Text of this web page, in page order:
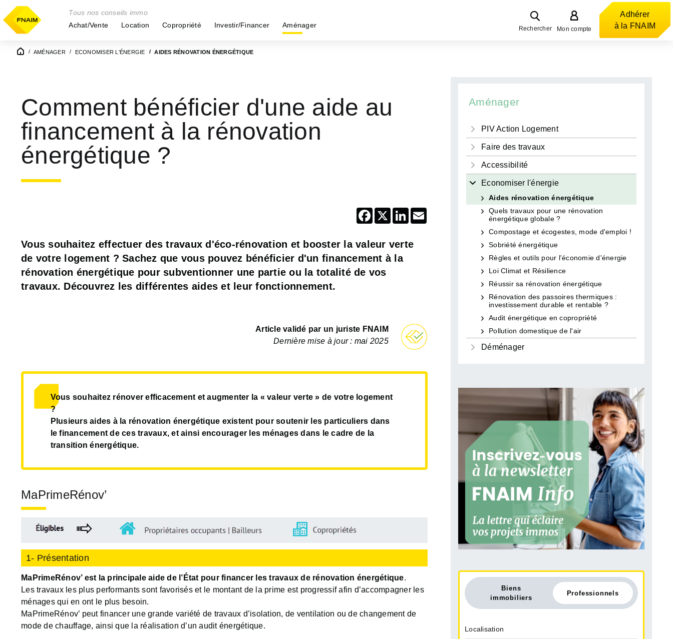
Tous nos conseils immo
Achat/Vente
Location Copropriété Investir/Financer Aménager Rechercher Mon compte
Adhérer
à la FNAIM
AMÉNAGER ECONOMISER L'ÉNERGIE AIDES RÉNOVATION ÉNERGÉTIQUE
Comment bénéficier d'une aide au
financement à la rénovation
énergétique ?
Facebook
X LinkedIn
Vous souhaitez effectuer des travaux d'éco-rénovation et booster la valeur verte
de votre logement ? Sachez que vous pouvez bénéficier d'un financement à la
rénovation énergétique pour subventionner une partie ou la totalité de vos
travaux. Découvrez les différentes aides et leur fonctionnement.
Article validé par un juriste FNAIM
Dernière mise à jour : mai 2025
Vous souhaitez rénover efficacement et augmenter la « valeur verte » de votre logement
?
Plusieurs aides à la rénovation énergétique existent pour soutenir les particuliers dans
le financement de ces travaux, et ainsi encourager les ménages dans le cadre de la
transition énergétique.
MaPrimeRénov’
1- Présentation
MaPrimeRénov’ est la principale aide de l’État pour financer les travaux de rénovation énergétique.
Les travaux les plus performants sont favorisés et le montant de la prime est progressif afin d’accompagner les
ménages qui en ont le plus besoin.
MaPrimeRénov’ peut financer une grande variété de travaux d’isolation, de ventilation ou de changement de
mode de chauffage, ainsi que la réalisation d’un audit énergétique.
Aménager
PIV Action Logement
Faire des travaux
Accessibilité
Economiser l'énergie
Aides rénovation énergétique
Quels travaux pour une rénovation
énergétique globale ?
Compostage et écogestes, mode d'emploi !
Sobriété énergétique
Règles et outils pour l'économie d'énergie
Loi Climat et Résilience
Réussir sa rénovation énergétique
Rénovation des passoires thermiques :
investissement durable et rentable ?
Audit énergétique en copropriété
Pollution domestique de l'air
Déménager
Biens
immobiliers
Professionnels
Localisation